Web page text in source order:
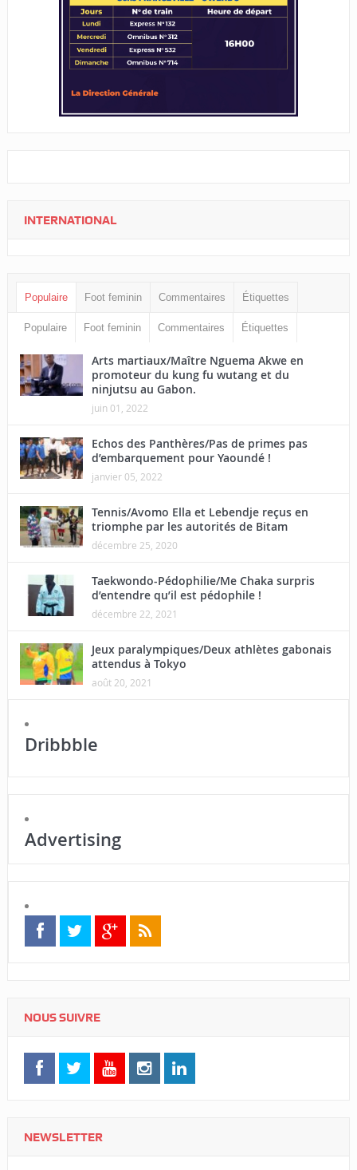
INTERNATIONAL
Populaire Foot feminin Commentaires Étiquettes
Populaire Foot feminin Commentaires Étiquettes
Arts martiaux/Maître Nguema Akwe en
promoteur du kung fu wutang et du
ninjutsu au Gabon.
juin 01, 2022
Echos des Panthères/Pas de primes pas
d’embarquement pour Yaoundé !
janvier 05, 2022
Tennis/Avomo Ella et Lebendje reçus en
triomphe par les autorités de Bitam
décembre 25, 2020
Taekwondo-Pédophilie/Me Chaka surpris
d’entendre qu’il est pédophile !
décembre 22, 2021
Jeux paralympiques/Deux athlètes gabonais
attendus à Tokyo
août 20, 2021
Dribbble
Advertising
NOUS SUIVRE
NEWSLETTER